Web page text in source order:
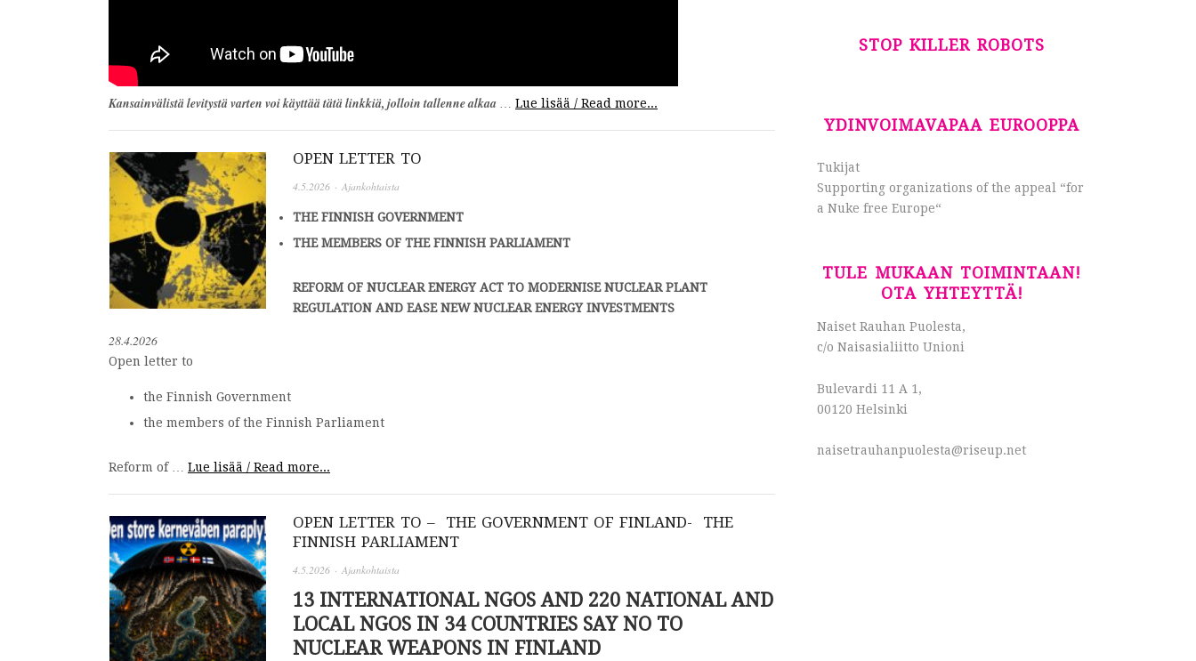
Kansainvälistä levitystä varten voi käyttää tätä linkkiä, jolloin tallenne alkaa Lue lisää / Read more...
OPEN LETTER TO
4.5.2026· Ajankohtaista
THE FINNISH GOVERNMENT
THE MEMBERS OF THE FINNISH PARLIAMENT
REFORM OF NUCLEAR ENERGY ACT TO MODERNISE NUCLEAR PLANT
REGULATION AND EASE NEW NUCLEAR ENERGY INVESTMENTS
28.4.2026
Open letter to
the Finnish Government
the members of the Finnish Parliament
Reform of … Lue lisää / Read more...
OPEN LETTER TO – THE GOVERNMENT OF FINLAND- THE
FINNISH PARLIAMENT
4.5.2026· Ajankohtaista
13 INTERNATIONAL NGOS AND 220 NATIONAL AND
LOCAL NGOS IN 34 COUNTRIES SAY NO TO
NUCLEAR WEAPONS IN FINLAND
STOP KILLER ROBOTS
YDINVOIMAVAPAA EUROOPPA
Tukijat
Supporting organizations of the appeal “for
a Nuke free Europe“
TULE MUKAAN TOIMINTAAN!
OTA YHTEYTTÄ!
Naiset Rauhan Puolesta,
c/o Naisasialiitto Unioni
Bulevardi 11 A 1,
00120 Helsinki
naisetrauhanpuolesta@riseup.net